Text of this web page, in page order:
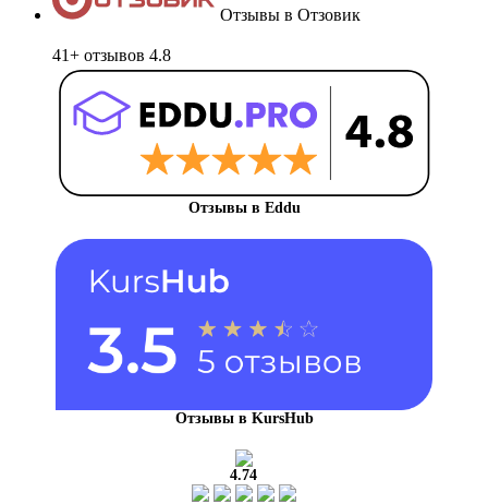
Отзывы в Отзовик
41+ отзывов 4.8
Отзывы в Eddu
Отзывы в KursHub
4.74